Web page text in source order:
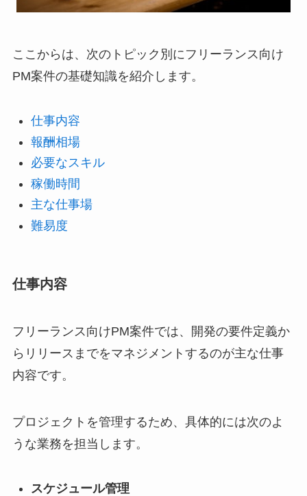
ここからは、次のトピック別にフリーランス向け
PM案件の基礎知識を紹介します。
仕事内容
報酬相場
必要なスキル
稼働時間
主な仕事場
難易度
仕事内容
フリーランス向けPM案件では、開発の要件定義か
らリリースまでをマネジメントするのが主な仕事
内容です。
プロジェクトを管理するため、具体的には次のよ
うな業務を担当します。
スケジュール管理